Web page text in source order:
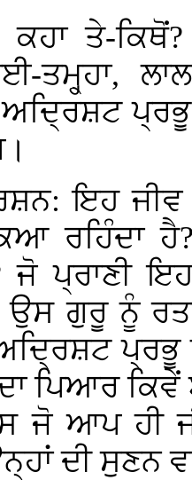
ਕਹਾ ਤੇ-
ਤਮ੍ਹ੍ਹਾ,
ਪ੍ਰਭੂ,
ਇਹ ਜੀਵ
ਰਹਿੰਦਾ
ਜੋ ਪ੍ਰਾਣੀ
ਉਸ ਗੁਰੂ ਨੂੰ
ਪ੍ਰਭੂ
ਪਿਆਰ ਕਿਵੇਂ
ਜੋ ਆਪ ਹੀ
ਦੀ ਸੁਣਨ